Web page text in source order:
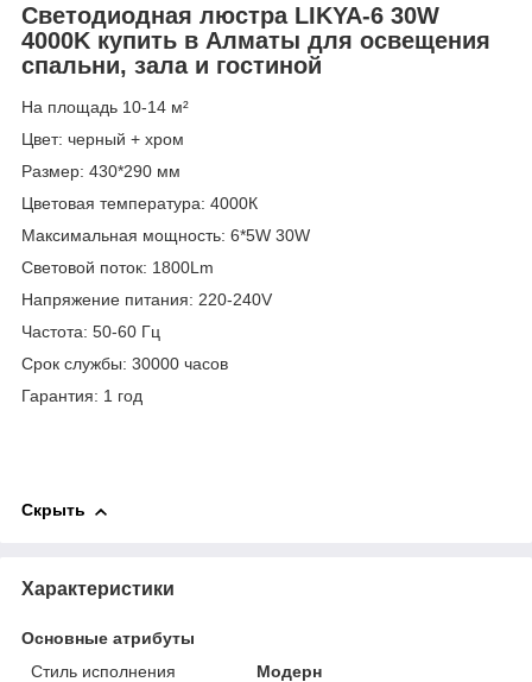
Светодиодная люстра LIKYA-6 30W
4000K купить в Алматы для освещения
спальни, зала и гостиной
На площадь 10-14 м²
Цвет: черный + хром
Размер: 430*290 мм
Цветовая температура: 4000К
Максимальная мощность: 6*5W 30W
Световой поток: 1800Lm
Напряжение питания: 220-240V
Частота: 50-60 Гц
Срок службы: 30000 часов
Гарантия: 1 год
Скрыть
Характеристики
Основные атрибуты
Стиль исполнения
Модерн